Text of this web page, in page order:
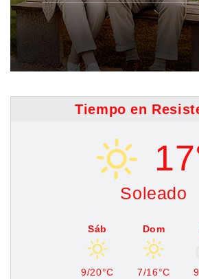
Tiempo en
Soleado
Sáb
9/20°C
Dom
7/16°C